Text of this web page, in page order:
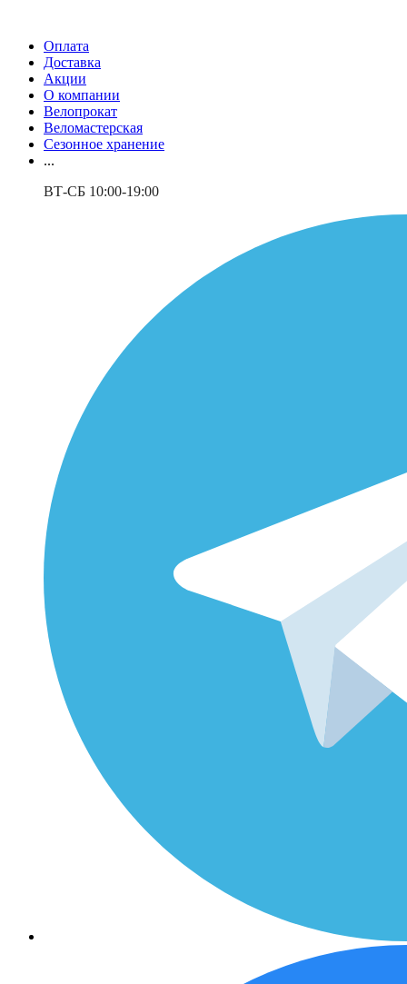
Оплата
Доставка
Акции
О компании
Велопрокат
Веломастерская
Сезонное хранение
...
ВТ-СБ 10:00-19:00